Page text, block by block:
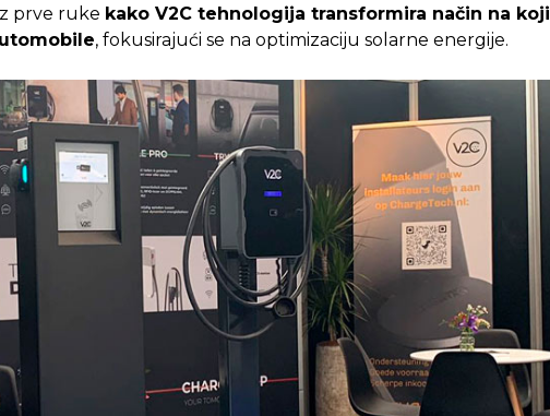
prve ruke kako V2C tehnologija transformira način na koji
, fokusirajući se na optimizaciju solarne energije.